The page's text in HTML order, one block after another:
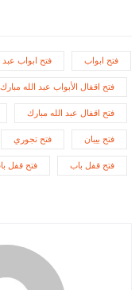
فتح ابواب فتح ابواب عبد
فتح اقفال الأبواب عبد الله مبارك
فتح اقفال عبد الله مبارك
فتح بيبان فتح تجوري
فتح قفل باب فتح قفل